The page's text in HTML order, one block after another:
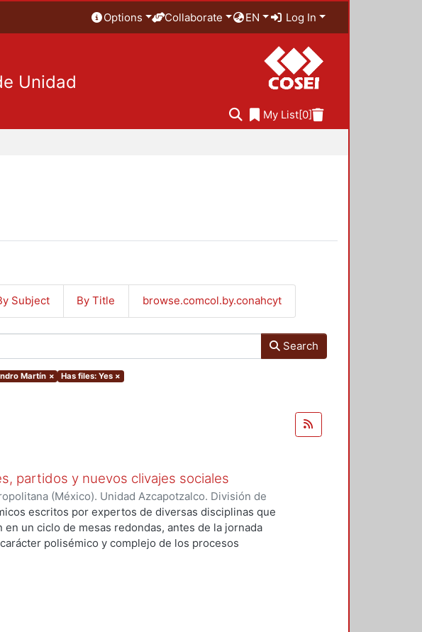
Options Collaborate EN Log In
Unidad
My List[0]
Subject By Title browse.comcol.by.conahcyt
Search
Martín × Has files: Yes ×
partidos y nuevos clivajes sociales
(México). Unidad Azcapotzalco. División de
,2020)Palma, Esperanza;Tamayo, Sergio;
;Alarcón Olguín, Víctor Manuel;Tejera Gaona,
Pablo;Reveles Vázquez, Francisco;Devoto, Lisandro
escritos por expertos de diversas disciplinas que
un ciclo de mesas redondas, antes de la jornada
polisémico y complejo de los procesos